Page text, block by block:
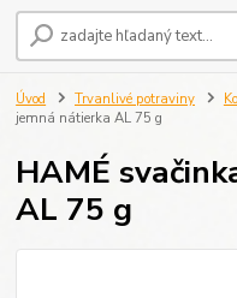
Úvod Trvanlivé potraviny
jemná nátierka AL 75 g
HAMÉ
AL 75 g